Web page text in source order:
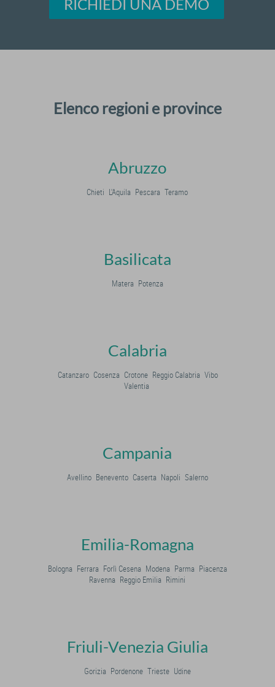
RICHIEDI UNA DEMO
Elenco regioni e province
Abruzzo
Chieti L'Aquila Pescara Teramo
Basilicata
Matera Potenza
Calabria
Catanzaro Cosenza Crotone Reggio Calabria Vibo
Valentia
Campania
Avellino Benevento Caserta Napoli Salerno
Emilia-Romagna
Bologna Ferrara Forlì Cesena Modena Parma Piacenza
Ravenna Reggio Emilia Rimini
Friuli-Venezia Giulia
Gorizia Pordenone Trieste Udine